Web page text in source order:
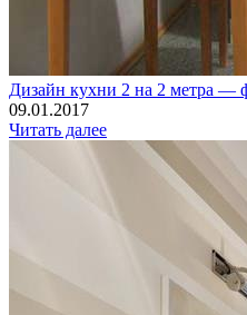
Дизайн кухни 2 на 2 метра —
09.01.2017
Читать далее